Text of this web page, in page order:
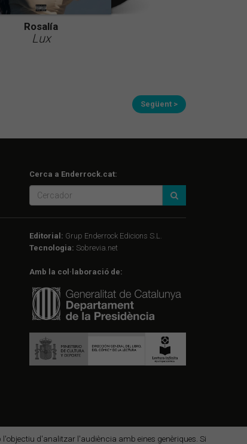
d'analitzar l'audiència amb eines genèriques. Si
Rosalía
Lux
Següent >
Cerca a Enderrock.cat:
Editorial: Grup Enderrock Edicions S.L.
Tecnologia: Sobrevia.net
Amb la col·laboració de: